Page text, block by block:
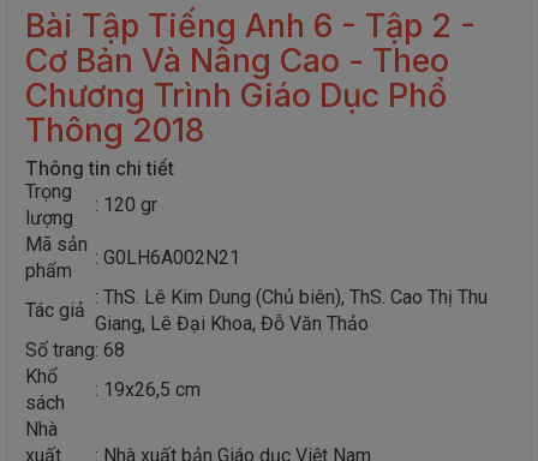
Bài Tập Tiếng Anh 6 - Tập 2 -
Cơ Bản Và Nâng Cao - Theo
Chương Trình Giáo Dục Phổ
Thông 2018
Thông tin chi tiết
Trọng
lượng
: 120 gr
Mã sản
phẩm
: G0LH6A002N21
Tác giả
: ThS. Lê Kim Dung (Chủ biên), ThS. Cao Thị Thu
Giang, Lê Đại Khoa, Đỗ Văn Thảo
Số trang: 68
Khổ
sách
: 19x26,5 cm
Nhà
xuất
: Nhà xuất bản Giáo dục Việt Nam